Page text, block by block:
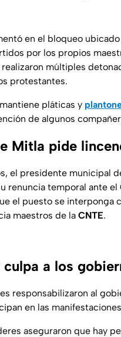
en el bloqueo
por los propios
múltiples
protestantes.
pláticas y
de algunos
Mitla pide
el presidente municipal
renuncia temporal ante
el puesto se interponga
maestros de la CNTE.
a los
responsabilizaron al
en las
aseguraron que hay